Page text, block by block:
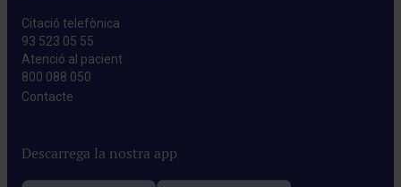
Citació telefònica
93 523 05 55
Atenció al pacient
800 088 050
Contacte​
Descarrega la nostra app